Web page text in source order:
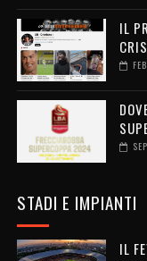
IL
STADI E IMPIANTI
IL